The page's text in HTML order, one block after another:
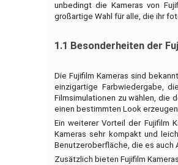
unbedingt die Kameras von
großartige Wahl für alle, die ihr
1.1 Besonderheiten der
Die Fujifilm Kameras sind
einzigartige Farbwiedergabe,
Filmsimulationen zu wählen, die
einen bestimmten Look
Ein weiterer Vorteil der Fujifilm
Kameras sehr kompakt und
Benutzeroberfläche, die es auch
Zusätzlich bieten Fujifilm